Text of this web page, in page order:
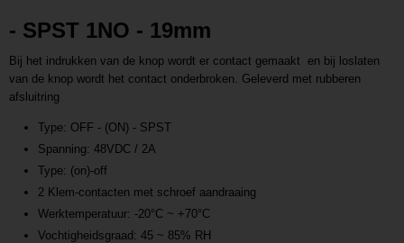
- SPST 1NO - 19mm
Bij het indrukken van de knop wordt er contact gemaakt en bij loslaten
van de knop wordt het contact onderbroken. Geleverd met rubberen
afsluitring
Type: OFF - (ON) - SPST
Spanning: 48VDC / 2A
Type: (on)-off
2 Klem-contacten met schroef aandraaing
Werktemperatuur: -20°C ~ +70°C
Vochtigheidsgraad: 45 ~ 85% RH